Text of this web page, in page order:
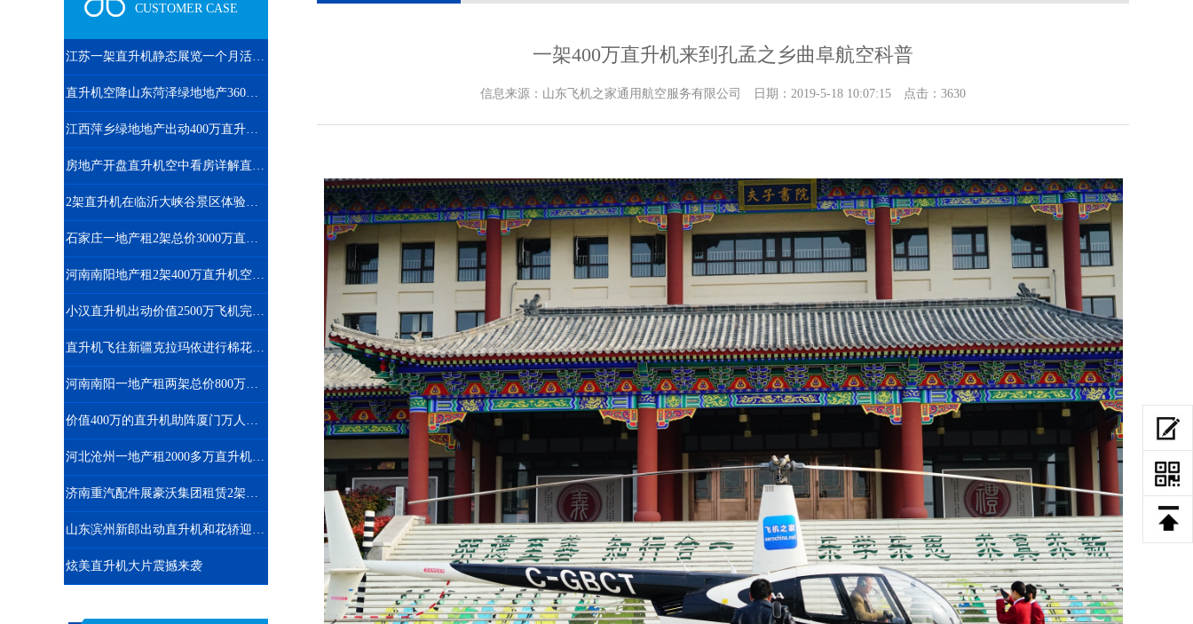
CUSTOMER CASE
江苏一架直升机静态展览一个月活动如期举行
直升机空降山东菏泽绿地地产360度空中看房
江西萍乡绿地地产出动400万直升机看房
房地产开盘直升机空中看房详解直升机租赁流程
2架直升机在临沂大峡谷景区体验飞行
石家庄一地产租2架总价3000万直升机空中看房
河南南阳地产租2架400万直升机空中看房
小汉直升机出动价值2500万飞机完成2次马拉松直升机航拍直播
直升机飞往新疆克拉玛依进行棉花脱叶剂喷洒
河南南阳一地产租两架总价800万直升机看房
价值400万的直升机助阵厦门万人音乐节开幕
河北沧州一地产租2000多万直升机免费空中看房
济南重汽配件展豪沃集团租赁2架直升机庆典
山东滨州新郎出动直升机和花轿迎娶新娘
炫美直升机大片震撼来袭
一架400万直升机来到孔孟之乡曲阜航空科普
信息来源：山东飞机之家通用航空服务有限公司 日期：2019-5-18 10:07:15 点击：3630